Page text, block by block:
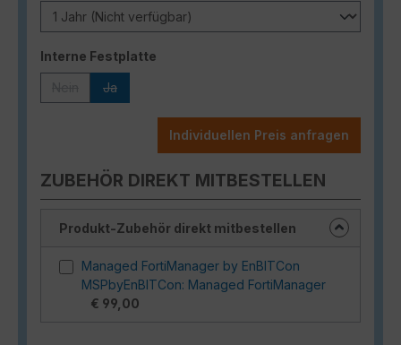
Interne Festplatte
Ja
Individuellen Preis anfragen
ZUBEHÖR DIREKT MITBESTELLEN
Produkt-Zubehör direkt mitbestellen
Managed FortiManager by EnBITCon
MSPbyEnBITCon: Managed FortiManager
€ 99,00